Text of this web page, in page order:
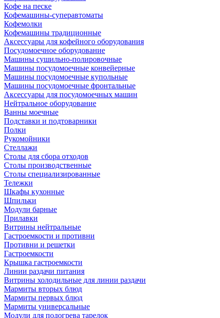
Кофе на песке
Кофемашины-суперавтоматы
Кофемолки
Кофемашины традиционные
Аксессуары для кофейного оборудования
Посудомоечное оборудование
Машины сушильно-полировочные
Машины посудомоечные конвейерные
Машины посудомоечные купольные
Машины посудомоечные фронтальные
Аксессуары для посудомоечных машин
Нейтральное оборудование
Ванны моечные
Подставки и подтоварники
Полки
Рукомойники
Стеллажи
Столы для сбора отходов
Столы производственные
Столы специализированные
Тележки
Шкафы кухонные
Шпильки
Модули барные
Прилавки
Витрины нейтральные
Гастроемкости и противни
Противни и решетки
Гастроемкости
Крышка гастроемкости
Линии раздачи питания
Витрины холодильные для линии раздачи
Мармиты вторых блюд
Мармиты первых блюд
Мармиты универсальные
Модули для подогрева тарелок